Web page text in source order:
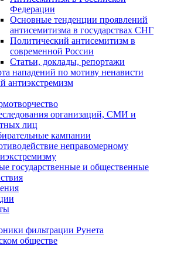
Федерации
Основные тенденции проявлений
антисемитизма в государствах СНГ
Политический антисемитизм в
современной России
Статьи, доклады, репортажи
нападений по мотиву ненависти
антиэкстремизм
организаций, СМИ и
лиц
кампании
неправомерному
государственные и общественные
фильтрации Рунета
обществе